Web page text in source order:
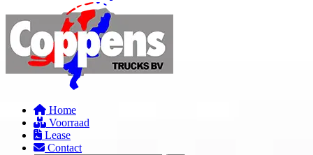
Home
Voorraad
Lease
Contact